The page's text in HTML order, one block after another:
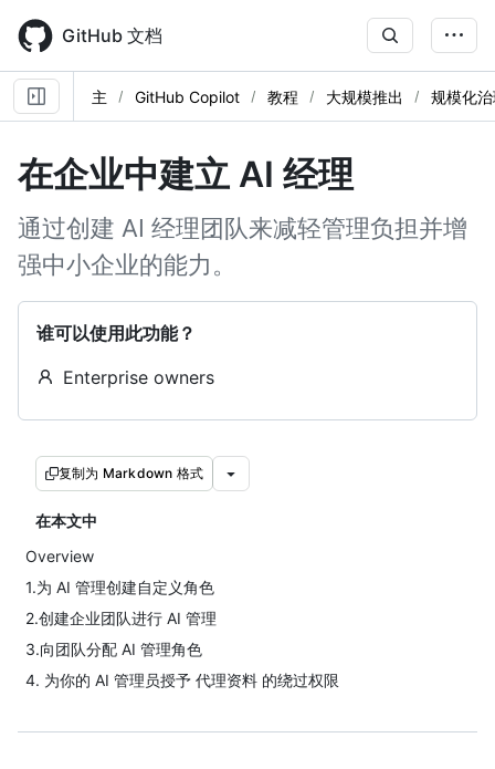
main
content
GitHub 文档
主 GitHub Copilot 教程 大规模推出 规模化
在企业中建立 AI 经理
通过创建 AI 经理团队来减轻管理负担并增
强中小企业的能力。
谁可以使用此功能？
Enterprise owners
复制为 Markdown 格式
在本文中
Overview
1.为 AI 管理创建自定义角色
2.创建企业团队进行 AI 管理
3.向团队分配 AI 管理角色
4. 为你的 AI 管理员授予 代理资料 的绕过权限